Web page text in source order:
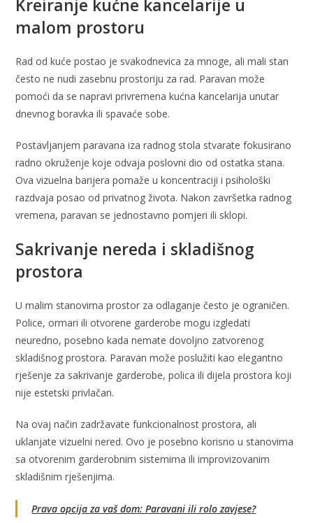
Kreiranje kućne kancelarije u
malom prostoru
Rad od kuće postao je svakodnevica za mnoge, ali mali stan
često ne nudi zasebnu prostoriju za rad. Paravan može
pomoći da se napravi privremena kućna kancelarija unutar
dnevnog boravka ili spavaće sobe.
Postavljanjem paravana iza radnog stola stvarate fokusirano
radno okruženje koje odvaja poslovni dio od ostatka stana.
Ova vizuelna barijera pomaže u koncentraciji i psihološki
razdvaja posao od privatnog života. Nakon završetka radnog
vremena, paravan se jednostavno pomjeri ili sklopi.
Sakrivanje nereda i skladišnog
prostora
U malim stanovima prostor za odlaganje često je ograničen.
Police, ormari ili otvorene garderobe mogu izgledati
neuredno, posebno kada nemate dovoljno zatvorenog
skladišnog prostora. Paravan može poslužiti kao elegantno
rješenje za sakrivanje garderobe, polica ili dijela prostora koji
nije estetski privlačan.
Na ovaj način zadržavate funkcionalnost prostora, ali
uklanjate vizuelni nered. Ovo je posebno korisno u stanovima
sa otvorenim garderobnim sistemima ili improvizovanim
skladišnim rješenjima.
Prava opcija za vaš dom: Paravani ili rolo zavjese?